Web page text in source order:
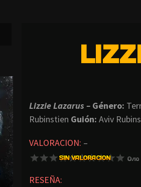
Lizzie Lazarus – Género:
Rubinstien Guión: Aviv
VALORACION: –
RESEÑA: